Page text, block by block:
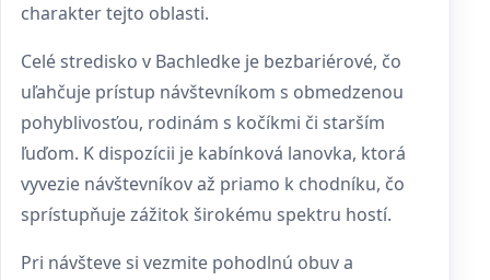
charakter tejto oblasti.
Celé stredisko v Bachledke je bezbariérové, čo
uľahčuje prístup návštevníkom s obmedzenou
pohyblivosťou, rodinám s kočíkmi či starším
ľuďom. K dispozícii je kabínková lanovka, ktorá
vyvezie návštevníkov až priamo k chodníku, čo
sprístupňuje zážitok širokému spektru hostí.
Pri návšteve si vezmite pohodlnú obuv a